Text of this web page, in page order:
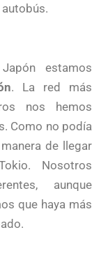
estamos
. La red más
nos hemos
Como no podía
de llegar
Nosotros
aunque
que haya más